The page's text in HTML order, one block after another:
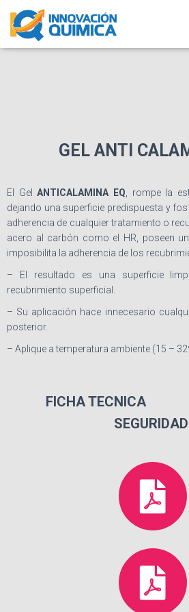
GEL ANTI
El GelANTICALAMINA EQ , rompe la
dejando una superficie predispuesta y
adherencia de cualquier tratamiento o
acero al carbón como el HR, poseen
imposibilita la adherencia de los
– El resultado es una superficie
recubrimiento superficial.
– Su aplicación hace innecesario
posterior.
– Aplique a temperatura ambiente (15 –
FICHA TECNICA
SEGURIDAD